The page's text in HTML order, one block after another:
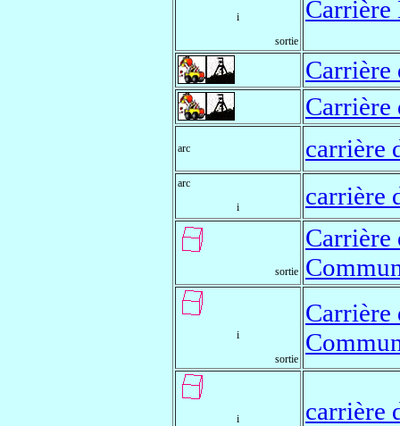
i
sortie
Carrière
arc carrière
arc
i
carrière
sortie
Carrière
i
sortie
Carrière
i
carrière